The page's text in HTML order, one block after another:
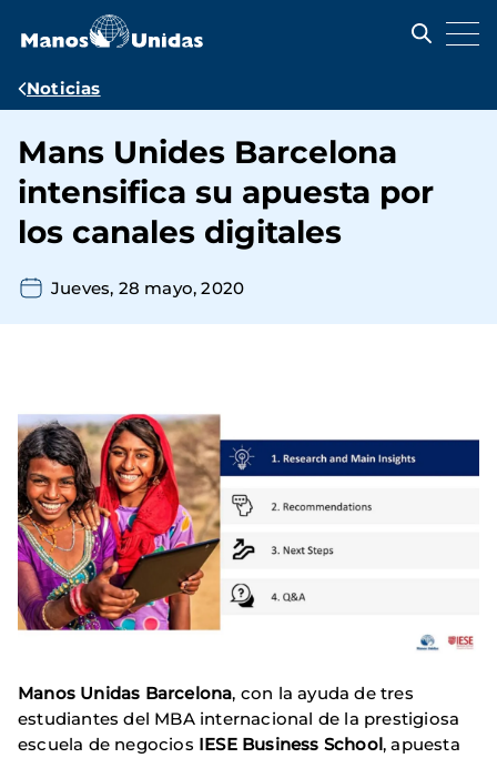
contenido
Ruta
navegación
Noticias
Mans Unides Barcelona
intensifica su apuesta por
los canales digitales
Jueves, 28 mayo, 2020
Manos Unidas Barcelona, con la ayuda de tres
estudiantes del MBA internacional de la prestigiosa
escuela de negocios IESE Business School, apuesta